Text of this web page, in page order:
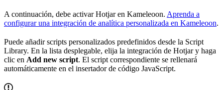
A continuación, debe activar Hotjar en Kameleoon. Aprenda a
configurar una integración de analítica personalizada en Kameleoon.
Puede añadir scripts personalizados predefinidos desde la Script
Library. En la lista desplegable, elija la integración de Hotjar y haga
clic en Add new script. El script correspondiente se rellenará
automáticamente en el insertador de código JavaScript.